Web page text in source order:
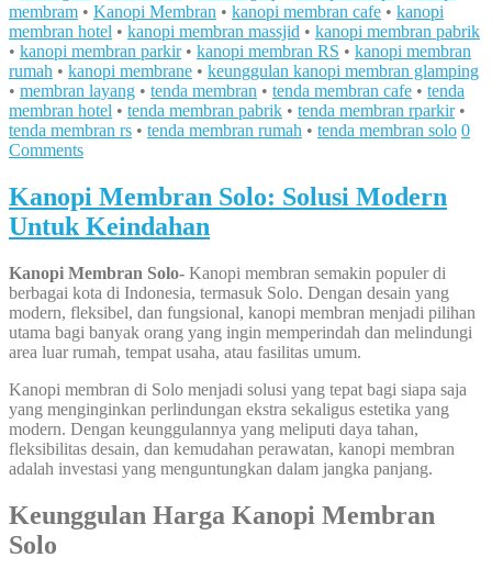
membram • Kanopi Membran • kanopi membran cafe • kanopi
membran hotel • kanopi membran massjid • kanopi membran pabrik
• kanopi membran parkir• kanopi membran RS • kanopi membran
rumah • kanopi membrane • keunggulan kanopi membran glamping
• membran layang • tenda membran • tenda membran cafe • tenda
membran hotel • tenda membran pabrik • tenda membran rparkir•
tenda membran rs • tenda membran rumah • tenda membran solo 0
Comments
Kanopi Membran Solo: Solusi Modern
Untuk Keindahan
Kanopi Membran Solo- Kanopi membran semakin populer di
berbagai kota di Indonesia, termasuk Solo. Dengan desain yang
modern, fleksibel, dan fungsional, kanopi membran menjadi pilihan
utama bagi banyak orang yang ingin memperindah dan melindungi
area luar rumah, tempat usaha, atau fasilitas umum.
Kanopi membran di Solo menjadi solusi yang tepat bagi siapa saja
yang menginginkan perlindungan ekstra sekaligus estetika yang
modern. Dengan keunggulannya yang meliputi daya tahan,
fleksibilitas desain, dan kemudahan perawatan, kanopi membran
adalah investasi yang menguntungkan dalam jangka panjang.
Keunggulan Harga Kanopi Membran
Solo